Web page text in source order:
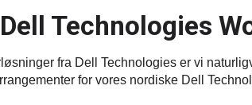
Technologies
fra Dell Technologies er vi
for vores nordiske Dell